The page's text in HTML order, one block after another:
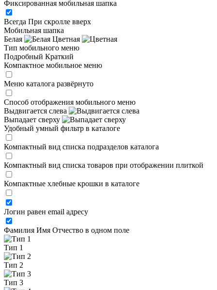
Фиксированная мобильная шапка
Всегда При скролле вверх
Мобильная шапка
Белая
Цветная
Тип мобильного меню
Подробный Краткий
Компактное мобильное меню
Меню каталога развёрнуто
Способ отображения мобильного меню
Выдвигается слева
Выпадает сверху
Удобный умный фильтр в каталоге
Компактный вид списка подразделов каталога
Компактный вид списка товаров при отображении плиткой
Компактные хлебные крошки в каталоге
Логин равен email адресу
Фамилия Имя Отчество в одном поле
Тип 1
Тип 2
Тип 3